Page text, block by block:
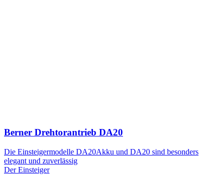
Berner Drehtorantrieb DA20
Die Einsteigermodelle DA20Akku und DA20 sind besonders
elegant und zuverlässig
Der Einsteiger